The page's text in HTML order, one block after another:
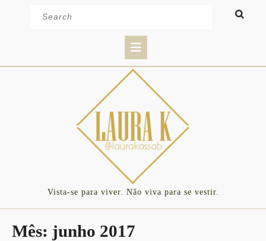
Button
Vista-se para viver. Não viva para se vestir.
Mês: junho 2017